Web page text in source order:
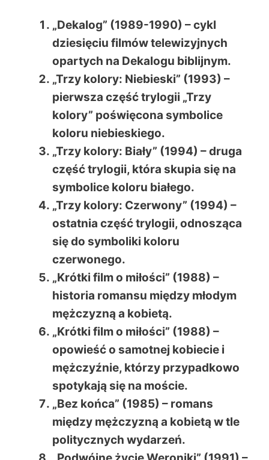
„Dekalog” (1989-1990) – cykl
dziesięciu filmów telewizyjnych
opartych na Dekalogu biblijnym.
„Trzy kolory: Niebieski” (1993) –
pierwsza część trylogii „Trzy
kolory” poświęcona symbolice
koloru niebieskiego.
„Trzy kolory: Biały” (1994) – druga
część trylogii, która skupia się na
symbolice koloru białego.
„Trzy kolory: Czerwony” (1994) –
ostatnia część trylogii, odnosząca
się do symboliki koloru
czerwonego.
„Krótki film o miłości” (1988) –
historia romansu między młodym
mężczyzną a kobietą.
„Krótki film o miłości” (1988) –
opowieść o samotnej kobiecie i
mężczyźnie, którzy przypadkowo
spotykają się na moście.
„Bez końca” (1985) – romans
między mężczyzną a kobietą w tle
politycznych wydarzeń.